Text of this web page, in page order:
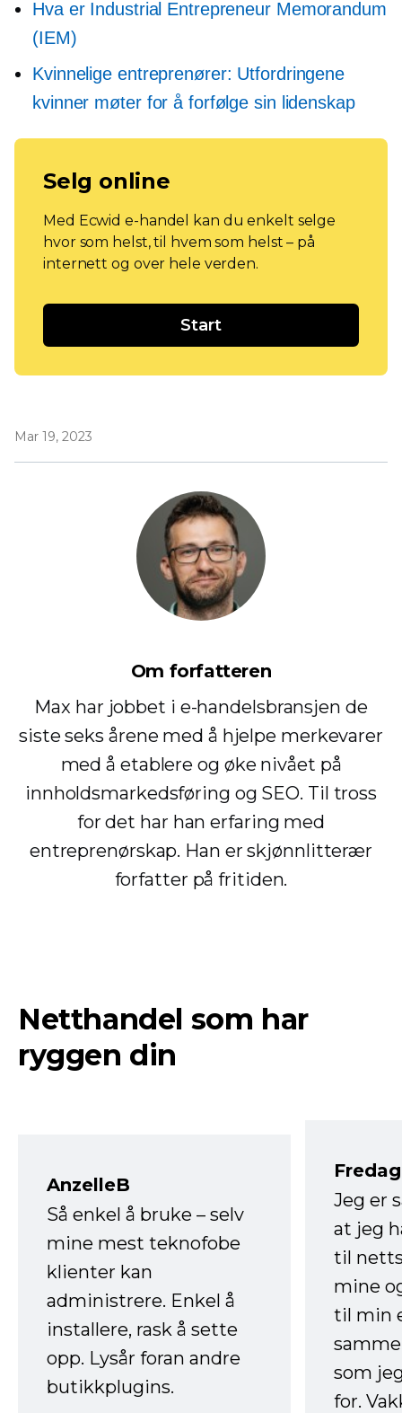
Hva er Industrial Entrepreneur Memorandum
(IEM)
Kvinnelige entreprenører: Utfordringene
kvinner møter for å forfølge sin lidenskap
Selg online
Med Ecwid e-handel kan du enkelt selge
hvor som helst, til hvem som helst – på
internett og over hele verden.
Start
Mar 19, 2023
Om forfatteren
Max har jobbet i e-handelsbransjen de
siste seks årene med å hjelpe merkevarer
med å etablere og øke nivået på
innholdsmarkedsføring og SEO. Til tross
for det har han erfaring med
entreprenørskap. Han er skjønnlitterær
forfatter på fritiden.
Netthandel som har
ryggen din
AnzelleB
Så enkel å bruke – selv
mine mest teknofobe
klienter kan
administrere. Enkel å
installere, rask å sette
opp. Lysår foran andre
butikkplugins.
Jeg er
at jeg
til
mine
til min
som
for.